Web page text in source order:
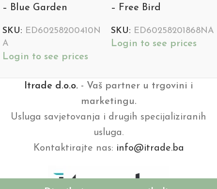
– Blue Garden
SKU: ED60258200410N
A
Login to see prices
– Free Bird
SKU: ED60258201868NA
Login to see prices
Itrade d.o.o.- Vaš partner u trgovini i
marketingu.
Usluga savjetovanja i drugih specijaliziranih
usluga.
Kontaktirajte nas: info@itrade.ba